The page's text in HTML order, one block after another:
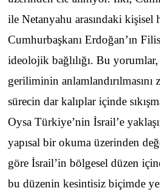
ile Netanyahu arasındaki kişisel
Cumhurbaşkanı Erdoğan’ın
ideolojik bağlılığı. Bu
geriliminin anlamlandırılmasını
sürecin dar kalıplar içinde
Oysa Türkiye’nin İsrail’e
yapısal bir okuma üzerinden
göre İsrail’in bölgesel düzen
bu düzenin kesintisiz biçimde